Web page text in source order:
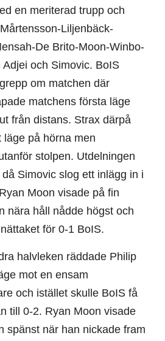
en meriterad trupp och
Liljenbäck-
De Brito-Moon-Winbo-
och Simovic. BoIS
om matchen där
matchens första läge
från distans. Strax därpå
på hörna men
stolpen. Utdelningen
Simovic slog ett inlägg in i
Moon visade på fin
nära håll nådde högst och
för 0-1 BoIS.
halvleken räddade Philip
mot en ensam
och istället skulle BoIS få
till 0-2. Ryan Moon visade
spänst när han nickade fram